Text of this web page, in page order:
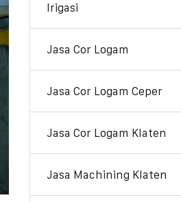
Irigasi
Jasa Cor Logam
Jasa Cor Logam Ceper
Jasa Cor Logam Klaten
Jasa Machining Klaten